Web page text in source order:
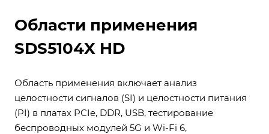
Области применения
SDS5104X HD
Область применения включает анализ
целостности сигналов (SI) и целостности питания
(PI) в платах PCIe, DDR, USB, тестирование
беспроводных модулей 5G и Wi-Fi 6,